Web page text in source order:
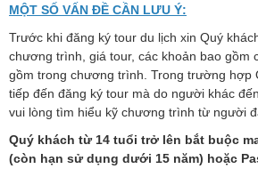
MỘT SỐ VẤN ĐỀ CẦN LƯU Ý:
Trước khi đăng ký tour du lịch xin Quý
chương trình, giá tour, các khoản bao gồm
gồm trong chương trình. Trong trường hợp
tiếp đến đăng ký tour mà do người khác
vui lòng tìm hiểu kỹ chương trình từ người
Quý khách từ 14 tuổi trở lên bắt buộc
(còn hạn sử dụng dưới 15 năm) hoặc